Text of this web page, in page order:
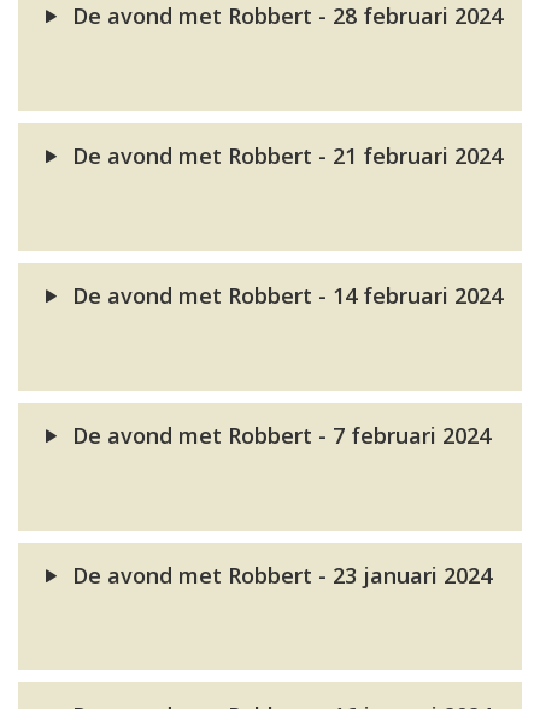
De avond met Robbert - 28 februari 2024
De avond met Robbert - 21 februari 2024
De avond met Robbert - 14 februari 2024
De avond met Robbert - 7 februari 2024
De avond met Robbert - 23 januari 2024